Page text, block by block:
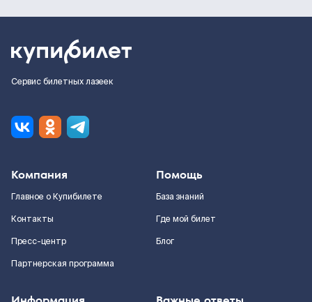
Сервис билетных лазеек
Компания
Главное о Купибилете
Контакты
Пресс-центр
Партнерская программа
Помощь
База знаний
Где мой билет
Блог